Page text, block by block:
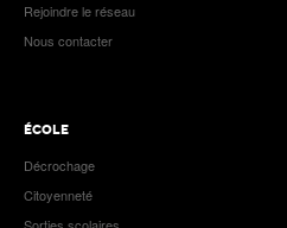
Rejoindre le réseau
Nous contacter
ÉCOLE
Décrochage
Citoyenneté